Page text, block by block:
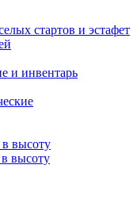
стартов и эстафет
и инвентарь
высоту
высоту